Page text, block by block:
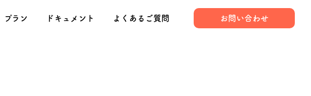
プラン ドキュメント よくあるご質問 お問い合わせ